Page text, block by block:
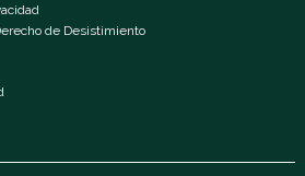
de Desistimiento